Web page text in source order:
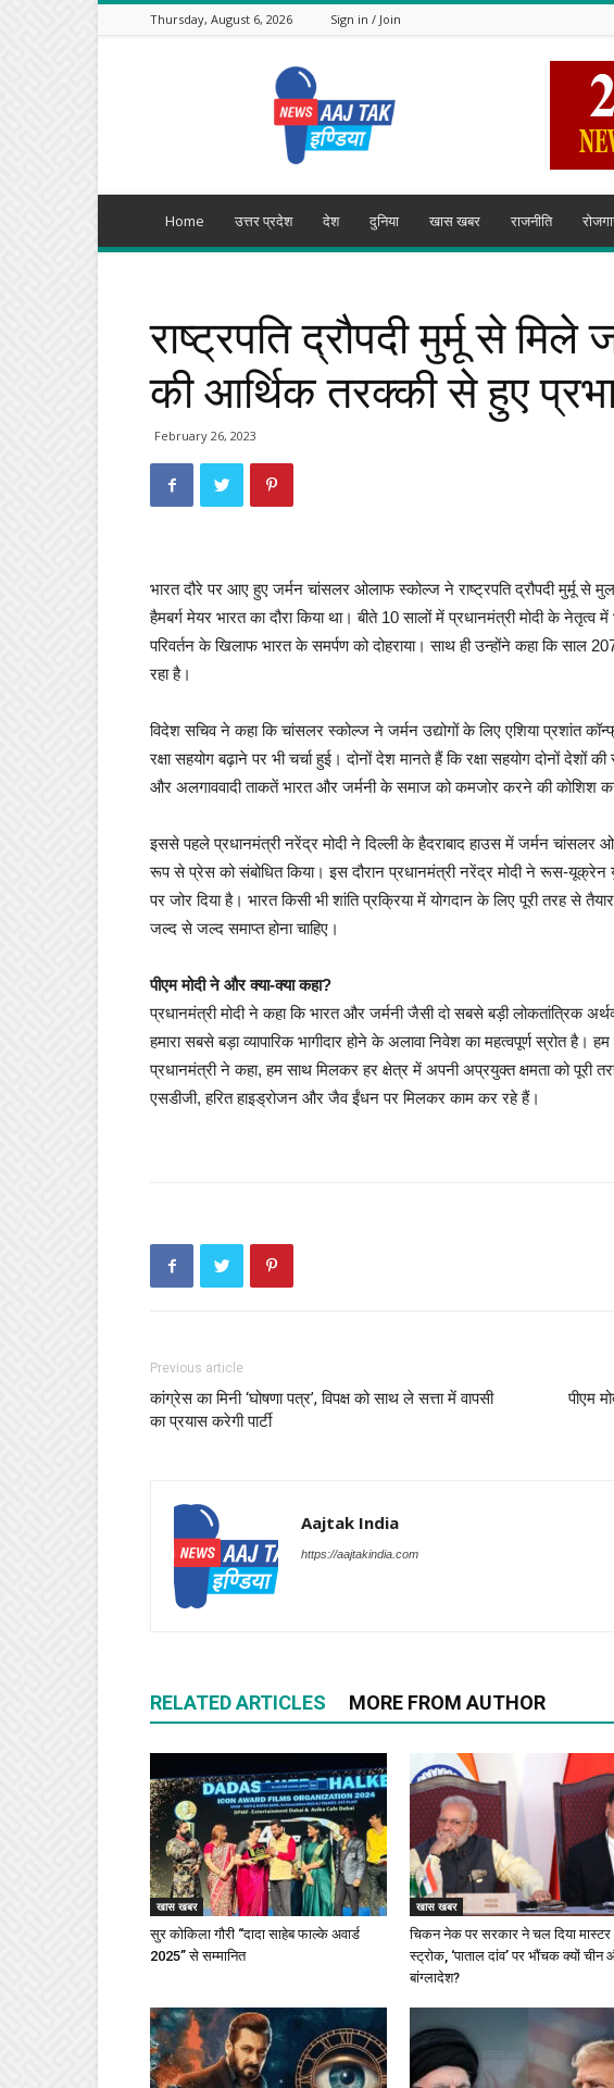
Thursday, August 6, 2026 Sign in / Join
India
Home उत्तर प्रदेश देश दुनिया खास खबर राजनीति
राष्ट्रपति द्रौपदी मुर्मू से
की आर्थिक तरक्की से हुए
February 26, 2023
भारत दौरे पर आए हुए जर्मन चांसलर ओलाफ स्कोल्ज ने राष्ट्रपति द्रौपदी मुर्मू से
हैमबर्ग मेयर भारत का दौरा किया था। बीते 10 सालों में प्रधानमंत्री मोदी के
परिवर्तन के खिलाफ भारत के समर्पण को दोहराया। साथ ही उन्होंने कहा कि
रहा है।
विदेश सचिव ने कहा कि चांसलर स्कोल्ज ने जर्मन उद्योगों के लिए एशिया प्रशांत
रक्षा सहयोग बढ़ाने पर भी चर्चा हुई। दोनों देश मानते हैं कि रक्षा सहयोग दोनों
और अलगाववादी ताकतें भारत और जर्मनी के समाज को कमजोर करने की कोशिश
इससे पहले प्रधानमंत्री नरेंद्र मोदी ने दिल्ली के हैदराबाद हाउस में जर्मन
रूप से प्रेस को संबोधित किया। इस दौरान प्रधानमंत्री नरेंद्र मोदी ने रूस-
पर जोर दिया है। भारत किसी भी शांति प्रक्रिया में योगदान के लिए पूरी तरह से
जल्द से जल्द समाप्त होना चाहिए।
पीएम मोदी ने और क्या-क्या कहा?
प्रधानमंत्री मोदी ने कहा कि भारत और जर्मनी जैसी दो सबसे बड़ी लोकतांत्रिक
हमारा सबसे बड़ा व्यापारिक भागीदार होने के अलावा निवेश का महत्वपूर्ण स्रोत है।
प्रधानमंत्री ने कहा, हम साथ मिलकर हर क्षेत्र में अपनी अप्रयुक्त क्षमता को
एसडीजी, हरित हाइड्रोजन और जैव ईंधन पर मिलकर काम कर रहे हैं।
Previous article
कांग्रेस का मिनी ‘घोषणा पत्र’, विपक्ष को साथ ले सत्ता में वापसी
का प्रयास करेगी पार्टी
पीएम
Aajtak India
https://aajtakindia.com
RELATED ARTICLES MORE FROM AUTHOR
खास खबर
सुर कोकिला गौरी “दादा साहेब फाल्के अवार्ड
2025” से सम्मानित
खास खबर
चिकन नेक पर सरकार ने चल दिया मास्टर
स्ट्रोक, ‘पाताल दांव’ पर भौंचक क्यों चीन
बांग्लादेश?